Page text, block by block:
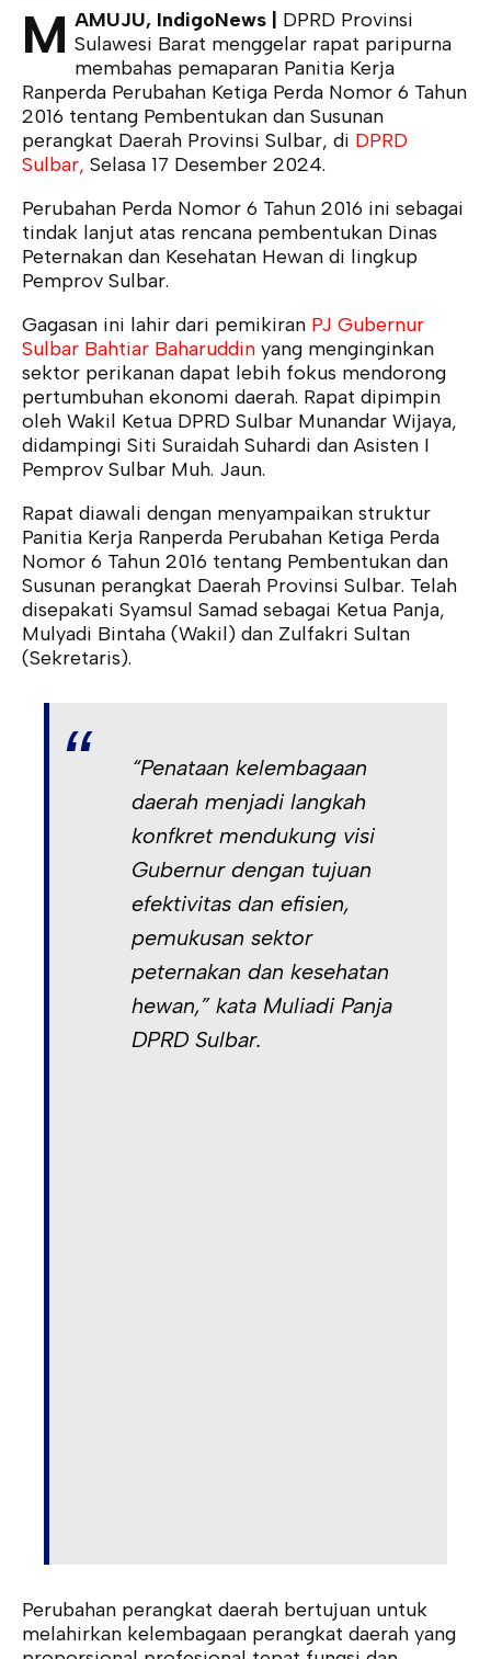
M AMUJU, IndigoNews |
DPRD Provinsi
Sulawesi Barat menggelar rapat paripurna
membahas pemaparan Panitia Kerja
Ranperda Perubahan Ketiga Perda Nomor 6 Tahun
2016 tentang Pembentukan dan Susunan
perangkat Daerah Provinsi Sulbar, di DPRD
Sulbar, Selasa 17 Desember 2024.
Perubahan Perda Nomor 6 Tahun 2016 ini sebagai
tindak lanjut atas rencana pembentukan Dinas
Peternakan dan Kesehatan Hewan di lingkup
Pemprov Sulbar.
Gagasan ini lahir dari pemikiran PJ Gubernur
Sulbar Bahtiar Baharuddin yang menginginkan
sektor perikanan dapat lebih fokus mendorong
pertumbuhan ekonomi daerah. Rapat dipimpin
oleh Wakil Ketua DPRD Sulbar Munandar Wijaya,
didampingi Siti Suraidah Suhardi dan Asisten I
Pemprov Sulbar Muh. Jaun.
Rapat diawali dengan menyampaikan struktur
Panitia Kerja Ranperda Perubahan Ketiga Perda
Nomor 6 Tahun 2016 tentang Pembentukan dan
Susunan perangkat Daerah Provinsi Sulbar. Telah
disepakati Syamsul Samad sebagai Ketua Panja,
Mulyadi Bintaha (Wakil) dan Zulfakri Sultan
(Sekretaris).
“Penataan kelembagaan
daerah menjadi langkah
konfkret mendukung visi
Gubernur dengan tujuan
efektivitas dan efisien,
pemukusan sektor
peternakan dan kesehatan
hewan,” kata Muliadi Panja
DPRD Sulbar.
Perubahan perangkat daerah bertujuan untuk
melahirkan kelembagaan perangkat daerah yang